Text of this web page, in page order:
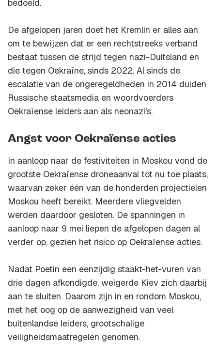
bedoeld.
De afgelopen jaren doet het Kremlin er alles aan
om te bewijzen dat er een rechtstreeks verband
bestaat tussen de strijd tegen nazi-Duitsland en
die tegen Oekraïne, sinds 2022. Al sinds de
escalatie van de ongeregeldheden in 2014 duiden
Russische staatsmedia en woordvoerders
Oekraïense leiders aan als neonazi's.
Angst voor Oekraïense acties
In aanloop naar de festiviteiten in Moskou vond de
grootste Oekraïense droneaanval tot nu toe plaats,
waarvan zeker één van de honderden projectielen
Moskou heeft bereikt. Meerdere vliegvelden
werden daardoor gesloten. De spanningen in
aanloop naar 9 mei liepen de afgelopen dagen al
verder op, gezien het risico op Oekraïense acties.
Nadat Poetin een eenzijdig staakt-het-vuren van
drie dagen afkondigde, weigerde Kiev zich daarbij
aan te sluiten. Daarom zijn in en rondom Moskou,
met het oog op de aanwezigheid van veel
buitenlandse leiders, grootschalige
veiligheidsmaatregelen genomen.